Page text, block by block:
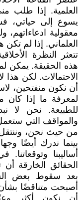
العلمية. إذا طلب
يسوع إلى
معقولية ادعاءاتهم،
العلماني. إذا لم
تتعثر النظرة
هذه الحقيقة. يمكن
الاحتمالات. لكن
أن نكون منفتحين،
لمعرفة ما إذا
للطبيعة. نحن لا
والمواقف التي
من حيث نحن،
بينما ندرك أيضًا
أساليبنا
الحقائق الخارقة
بعد سقوط بعض
أصبحت متناقضًا بشأن